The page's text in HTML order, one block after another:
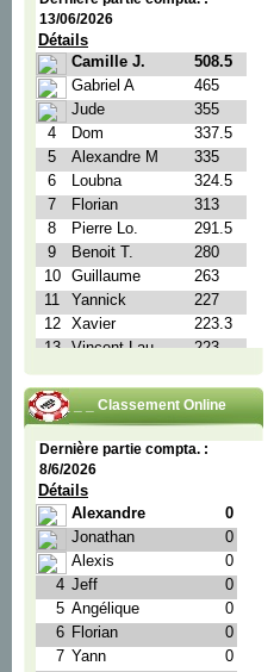
_ _ _ Classement Online